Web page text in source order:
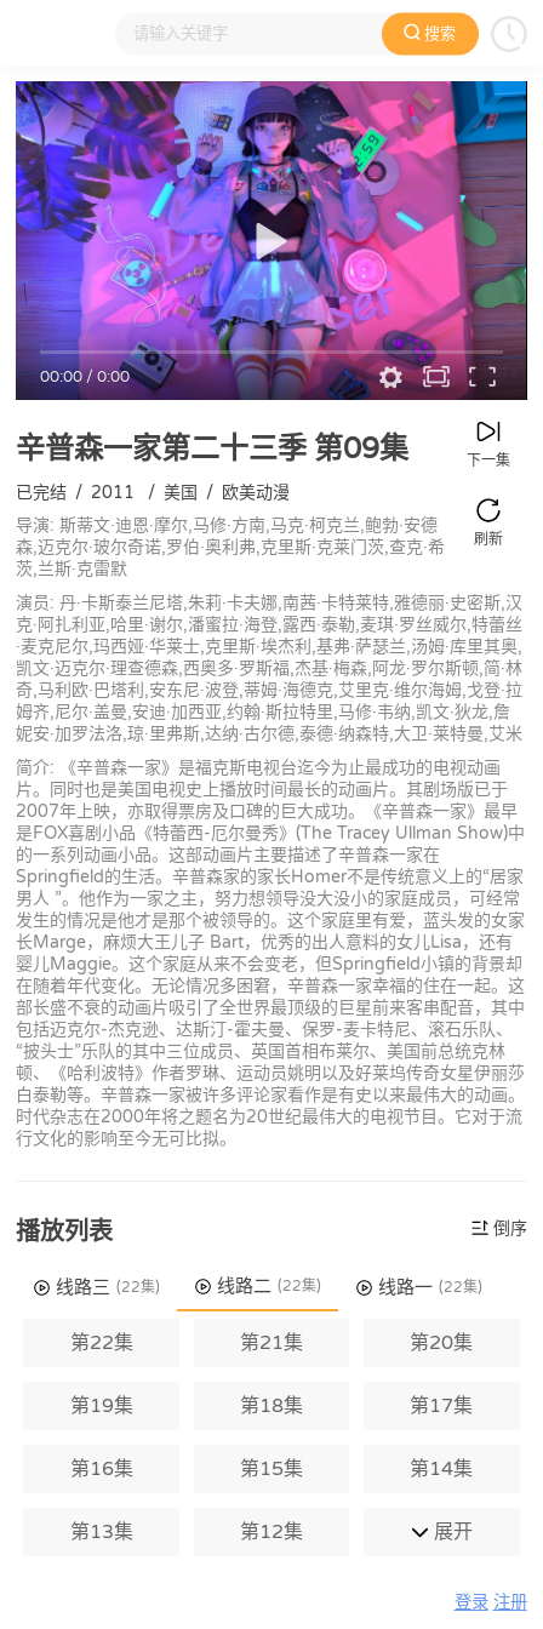
搜索
大家在看 日本动漫 国产动漫 欧美动漫 动漫电影
00:00/0:00
辛普森一家第二十三季第09集 下一集
刷新
已完结 / 2011 / 美国 / 欧美动漫
导演: 斯蒂文·迪恩·摩尔,马修·方南,马克·柯克兰,鲍勃·安德
森,迈克尔·玻尔奇诺,罗伯·奥利弗,克里斯·克莱门茨,查克·希
茨,兰斯·克雷默
演员: 丹·卡斯泰兰尼塔,朱莉·卡夫娜,南茜·卡特莱特,雅德丽·史密斯,汉
克·阿扎利亚,哈里·谢尔,潘蜜拉·海登,露西·泰勒,麦琪·罗丝威尔,特蕾丝
·麦克尼尔,玛西娅·华莱士,克里斯·埃杰利,基弗·萨瑟兰,汤姆·库里其奥,
凯文·迈克尔·理查德森,西奥多·罗斯福,杰基·梅森,阿龙·罗尔斯顿,简·林
奇,马利欧·巴塔利,安东尼·波登,蒂姆·海德克,艾里克·维尔海姆,戈登·拉
姆齐,尼尔·盖曼,安迪·加西亚,约翰·斯拉特里,马修·韦纳,凯文·狄龙,詹
妮安·加罗法洛,琼·里弗斯,达纳·古尔德,泰德·纳森特,大卫·莱特曼,艾米
简介: 《辛普森一家》是福克斯电视台迄今为止最成功的电视动画
片。同时也是美国电视史上播放时间最长的动画片。其剧场版已于
2007年上映，亦取得票房及口碑的巨大成功。《辛普森一家》最早
是FOX喜剧小品《特蕾西-厄尔曼秀》(The Tracey Ullman Show)中
的一系列动画小品。这部动画片主要描述了辛普森一家在
Springfield的生活。辛普森家的家长Homer不是传统意义上的“居家
男人 ”。他作为一家之主，努力想领导没大没小的家庭成员，可经常
发生的情况是他才是那个被领导的。这个家庭里有爱，蓝头发的女家
长Marge，麻烦大王儿子 Bart，优秀的出人意料的女儿Lisa，还有
婴儿Maggie。这个家庭从来不会变老，但Springfield小镇的背景却
在随着年代变化。无论情况多困窘，辛普森一家幸福的住在一起。这
部长盛不衰的动画片吸引了全世界最顶级的巨星前来客串配音，其中
包括迈克尔-杰克逊、达斯汀-霍夫曼、保罗-麦卡特尼、滚石乐队、
“披头士”乐队的其中三位成员、英国首相布莱尔、美国前总统克林
顿、《哈利波特》作者罗琳、运动员姚明以及好莱坞传奇女星伊丽莎
白泰勒等。辛普森一家被许多评论家看作是有史以来最伟大的动画。
时代杂志在2000年将之题名为20世纪最伟大的电视节目。它对于流
行文化的影响至今无可比拟。
播放列表 倒序
线路三 (22集) 线路二 (22集) 线路一 (22集)
第22集 第21集 第20集
第19集 第18集 第17集
第16集 第15集 第14集
第13集 第12集 展开
登录 注册